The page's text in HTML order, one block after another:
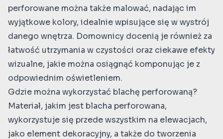
perforowane można także malować, nadając im
wyjątkowe kolory, idealnie wpisujące się w wystrój
danego wnętrza. Domownicy docenią je również za
łatwość utrzymania w czystości oraz ciekawe efekty
wizualne, jakie można osiągnąć komponując je z
odpowiednim oświetleniem.
Gdzie można wykorzystać blachę perforowaną?
Materiał, jakim jest blacha perforowana,
wykorzystuje się przede wszystkim na elewacjach,
jako element dekoracyjny, a także do tworzenia